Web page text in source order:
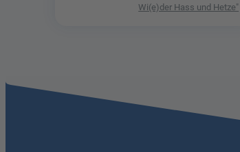
Wi(e)der Hass und Hetze"